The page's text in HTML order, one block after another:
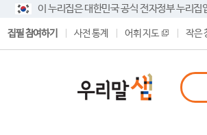
이 누리집은 대한민국 공식 전자정부 누리집
집필 참여하기 사전 통계 어휘 지도 작은